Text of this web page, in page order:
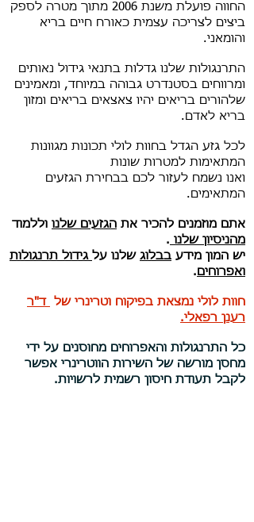
החווה פועלת משנת 2006 מתוך מטרה לספק
ביצים לצריכה עצמית כאורח חיים בריא
והומאני.
התרנגולות שלנו גדלות בתנאי גידול נאותים
ומרווחים בסטנדרט גבוהה במיוחד, ומאמינים
שלהורים בריאים יהיו צאצאים בריאים ומזון
בריא לאדם.
לכל גזע הגדל בחוות לולי תכונות מגוונות
המתאימות למטרות שונות
ואנו נשמח לעזור לכם בבחירת הגזעים
המתאימים.
אתם מוזמנים להכיר את הגזעים שלנו וללמוד
מהניסיון שלנו .
יש המון מידע בבלוג שלנו על גידול תרנגולות
ואפרוחים.
חוות לולי נמצאת בפיקוח וטרינרי של ד"ר
רענן רפאלי.
כל התרנגולות והאפרוחים מחוסנים על ידי
מחסן מורשה של השירות הווטרינרי אפשר
לקבל תעודת חיסון רשמית לרשויות.